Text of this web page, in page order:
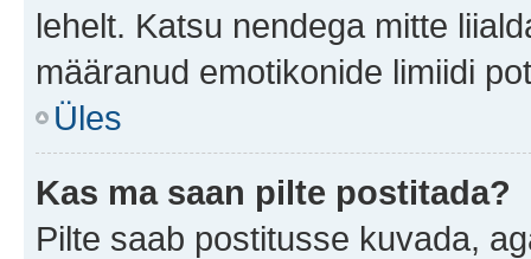
lehelt. Katsu nendega mitte
määranud emotikonide limiidi
Üles
Kas ma saan pilte postitada?
Pilte saab postitusse kuvada,